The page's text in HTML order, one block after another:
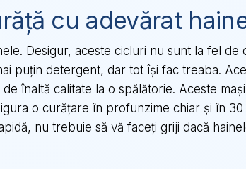
cu adevărat
Desigur, aceste cicluri nu sunt la fel de
puțin detergent, dar tot își fac treaba.
înaltă calitate la o spălătorie. Aceste
o curățare în profunzime chiar și în 30
nu trebuie să vă faceți griji dacă